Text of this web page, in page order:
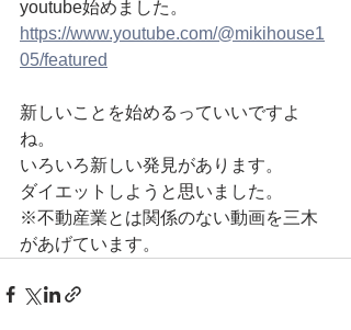
youtube始めました。
https://www.youtube.com/@mikihouse1
05/featured
新しいことを始めるっていいですよ
ね。
いろいろ新しい発見があります。
ダイエットしようと思いました。
※不動産業とは関係のない動画を三木
があげています。